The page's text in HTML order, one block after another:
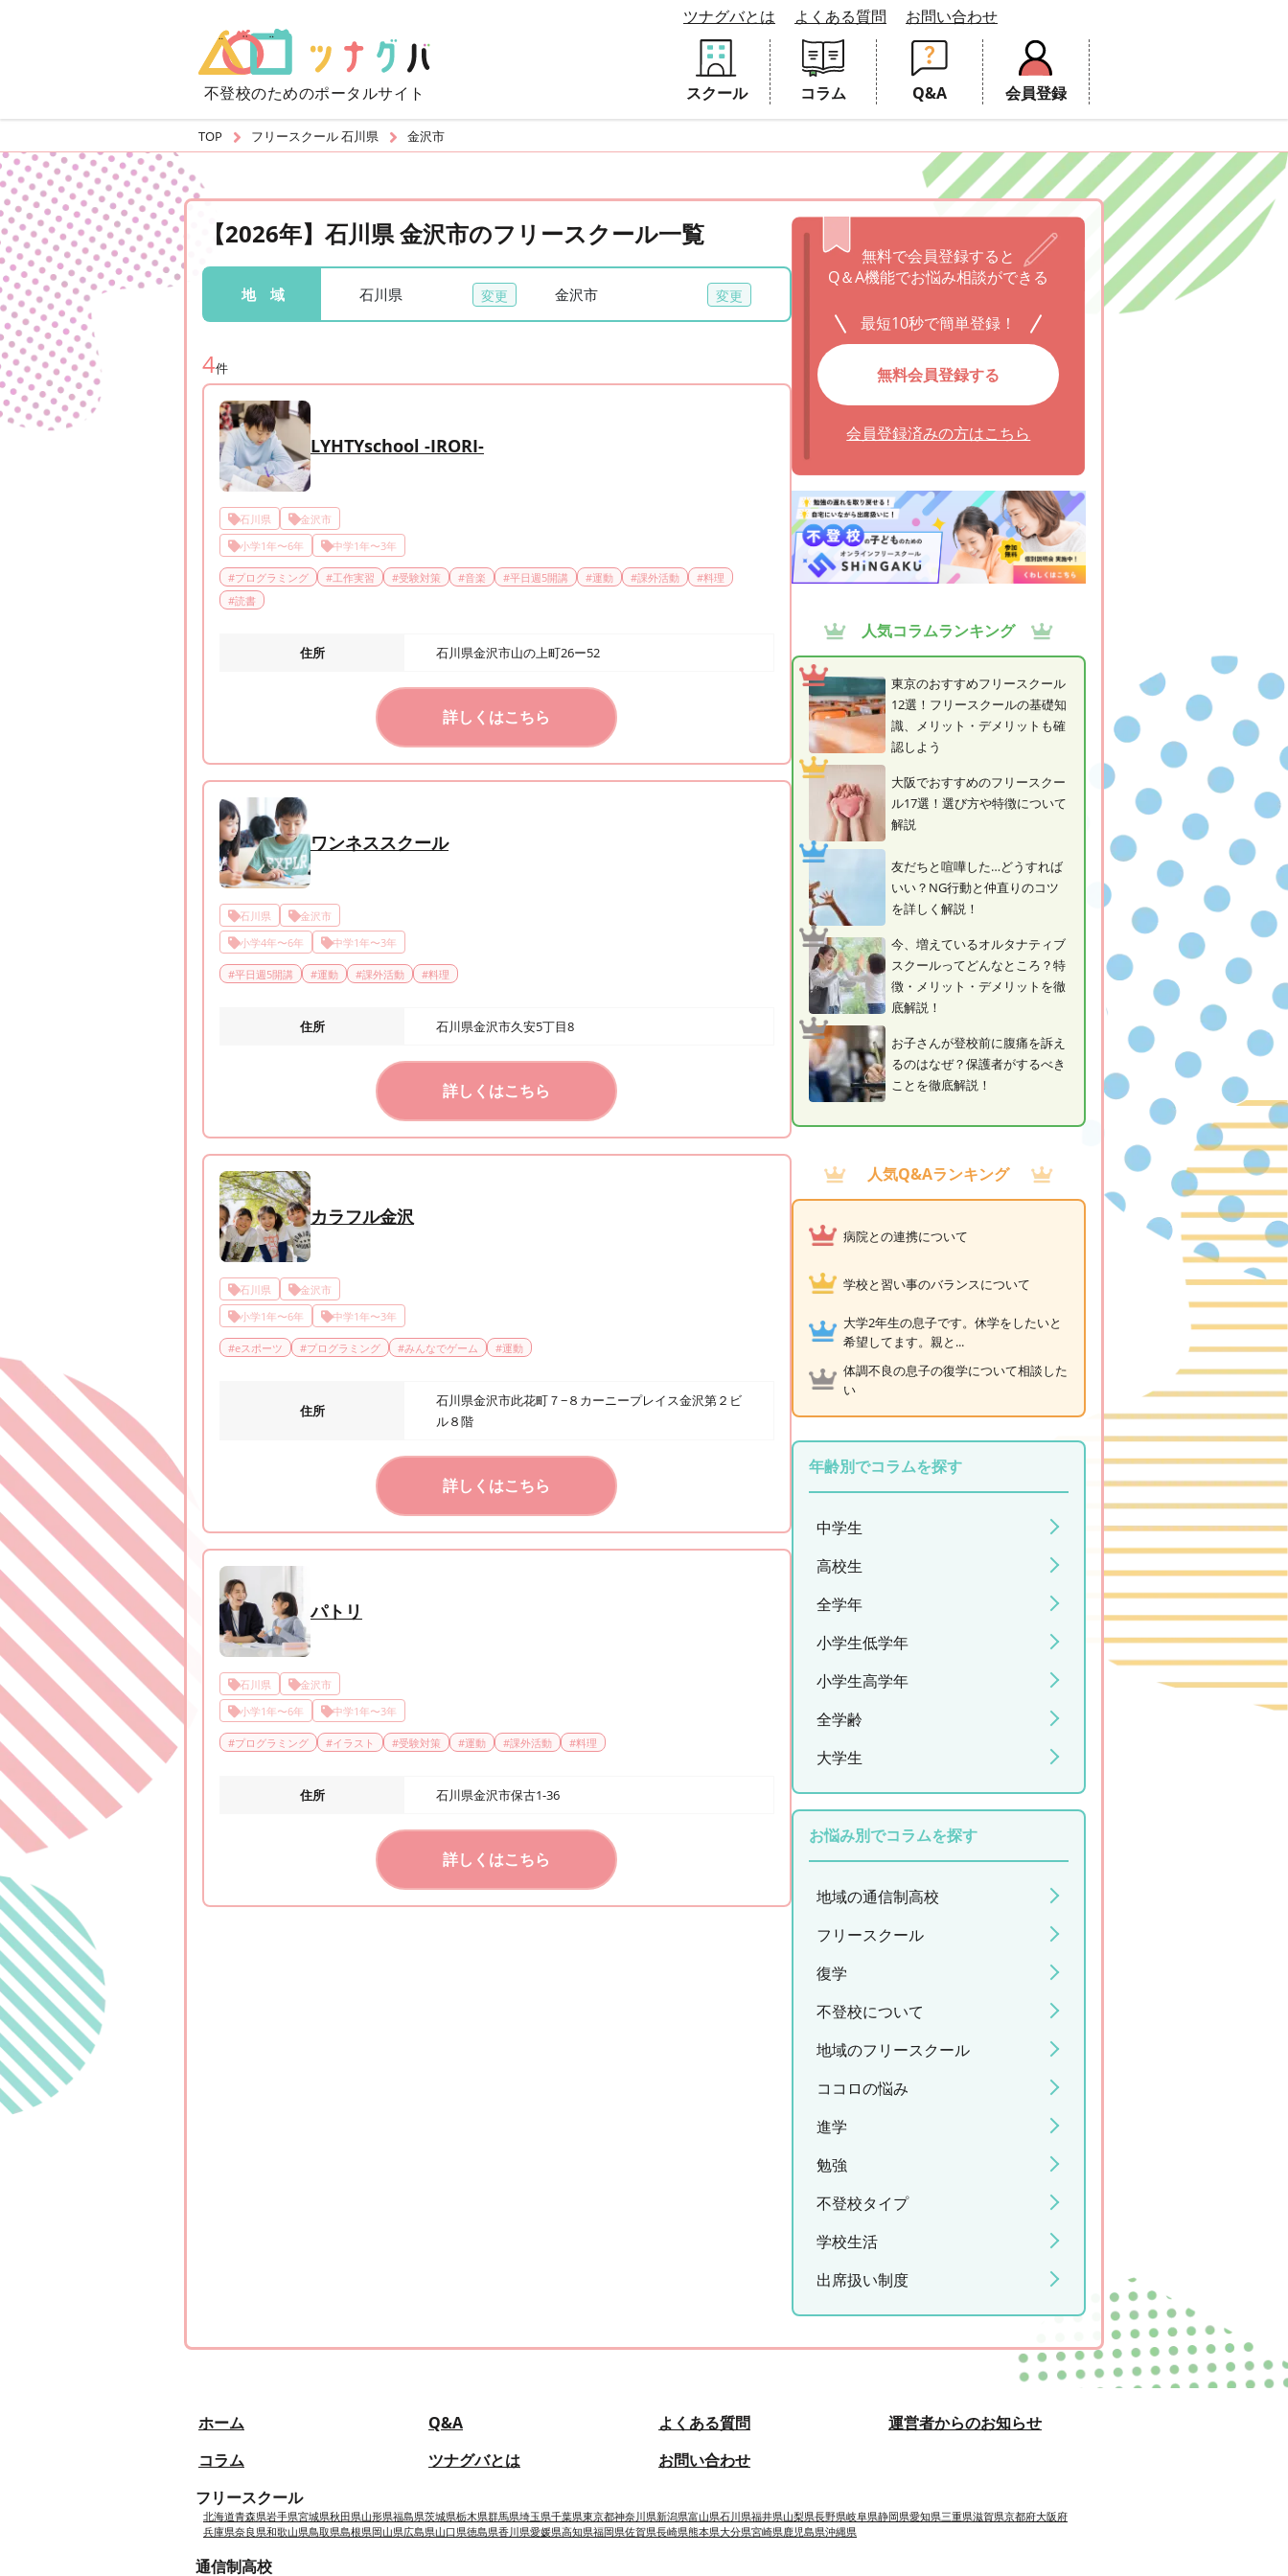
不登校のためのポータルサイト
ツナグバとは よくある質問 お問い合わせ
スクール コラム Q&A 会員登録
TOP フリースクール 石川県 金沢市
【2026年】石川県 金沢市のフリースクール一覧
地 域 石川県 金沢市
4件
LYHTYschool -IRORI-
石川県
金沢市
小学1年〜6年
中学1年〜3年
#プログラミング #工作実習 #受験対策 #音楽 #平日週5開講 #運動 #課外活動 #料理
#読書
住所 石川県金沢市山の上町26ー52
詳しくはこちら
ワンネススクール
石川県
金沢市
小学4年〜6年
中学1年〜3年
#平日週5開講 #運動 #課外活動 #料理
住所 石川県金沢市久安5丁目8
詳しくはこちら
カラフル金沢
石川県
金沢市
小学1年〜6年
中学1年〜3年
#eスポーツ #プログラミング #みんなでゲーム #運動
住所
石川県金沢市此花町７−８カーニープレイス金沢第２ビ
ル８階
詳しくはこちら
パトリ
石川県
金沢市
小学1年〜6年
中学1年〜3年
#プログラミング #イラスト #受験対策 #運動 #課外活動 #料理
住所 石川県金沢市保古1-36
詳しくはこちら
無料で会員登録すると
Q＆A機能でお悩み相談ができる
最短10秒で簡単登録！
無料会員登録する
会員登録済みの方はこちら
人気コラムランキング
東京のおすすめフリースクール
12選！フリースクールの基礎知
識、メリット・デメリットも確
認しよう
大阪でおすすめのフリースクー
ル17選！選び方や特徴について
解説
友だちと喧嘩した…どうすれば
いい？NG行動と仲直りのコツ
を詳しく解説！
今、増えているオルタナティブ
スクールってどんなところ？特
徴・メリット・デメリットを徹
底解説！
お子さんが登校前に腹痛を訴え
るのはなぜ？保護者がするべき
ことを徹底解説！
人気Q&Aランキング
病院との連携について
学校と習い事のバランスについて
大学2年生の息子です。休学をしたいと
希望してます。親と...
体調不良の息子の復学について相談した
い
年齢別でコラムを探す
中学生
高校生
全学年
小学生低学年
小学生高学年
全学齢
大学生
お悩み別でコラムを探す
地域の通信制高校
フリースクール
復学
不登校について
地域のフリースクール
ココロの悩み
進学
勉強
不登校タイプ
学校生活
出席扱い制度
ホーム
コラム
Q&A
ツナグバとは
よくある質問
お問い合わせ
運営者からのお知らせ
フリースクール
北海道青森県岩手県宮城県秋田県山形県福島県茨城県栃木県群馬県埼玉県千葉県東京都神奈川県新潟県富山県石川県福井県山梨県長野県岐阜県静岡県愛知県三重県滋賀県京都府大阪府
兵庫県奈良県和歌山県鳥取県島根県岡山県広島県山口県徳島県香川県愛媛県高知県福岡県佐賀県長崎県熊本県大分県宮崎県鹿児島県沖縄県
通信制高校